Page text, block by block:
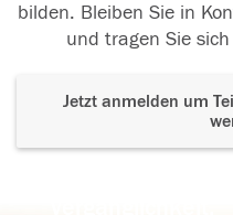
bilden. Bleiben Sie in
und tragen Sie
Jetzt anmelden um